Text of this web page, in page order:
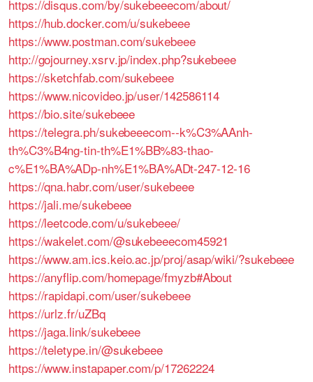
https://disqus.com/by/sukebeeecom/about/
https://hub.docker.com/u/sukebeee
https://www.postman.com/sukebeee
http://gojourney.xsrv.jp/index.php?sukebeee
https://sketchfab.com/sukebeee
https://www.nicovideo.jp/user/142586114
https://bio.site/sukebeee
https://telegra.ph/sukebeeecom--k%C3%AAnh-
th%C3%B4ng-tin-th%E1%BB%83-thao-
c%E1%BA%ADp-nh%E1%BA%ADt-247-12-16
https://qna.habr.com/user/sukebeee
https://jali.me/sukebeee
https://leetcode.com/u/sukebeee/
https://wakelet.com/@sukebeeecom45921
https://www.am.ics.keio.ac.jp/proj/asap/wiki/?sukebeee
https://anyflip.com/homepage/fmyzb#About
https://rapidapi.com/user/sukebeee
https://urlz.fr/uZBq
https://jaga.link/sukebeee
https://teletype.in/@sukebeee
https://www.instapaper.com/p/17262224